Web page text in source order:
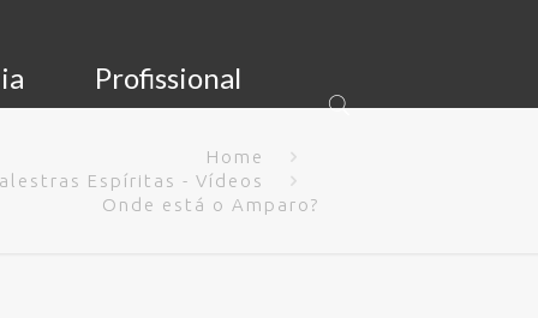
Profissional
Home
Espíritas - Vídeos
Onde está o Amparo?